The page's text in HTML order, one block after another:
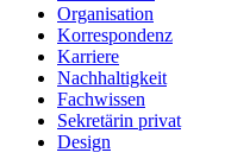
Organisation
Korrespondenz
Karriere
Nachhaltigkeit
Fachwissen
Sekretärin privat
Design